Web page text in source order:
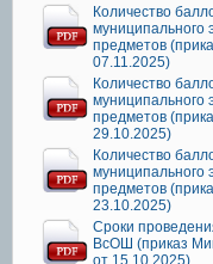
Количество
муниципального
предметов
07.11.2025)
Количество
муниципального
предметов
29.10.2025)
Количество
муниципального
предметов
23.10.2025)
Сроки
ВсОШ (приказ
от 15.10.2025)